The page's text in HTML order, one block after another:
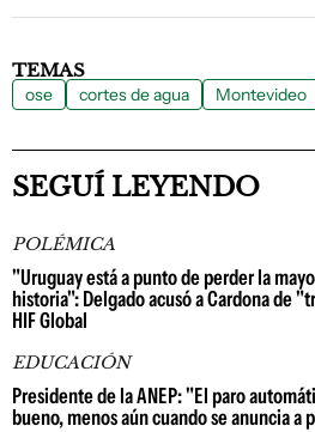
TEMAS
ose cortes de agua Montevideo
SEGUÍ LEYENDO
POLÉMICA
"Uruguay está a punto de perder la
historia": Delgado acusó a Cardona de
HIF Global
EDUCACIÓN
Presidente de la ANEP: "El paro
bueno, menos aún cuando se anuncia a